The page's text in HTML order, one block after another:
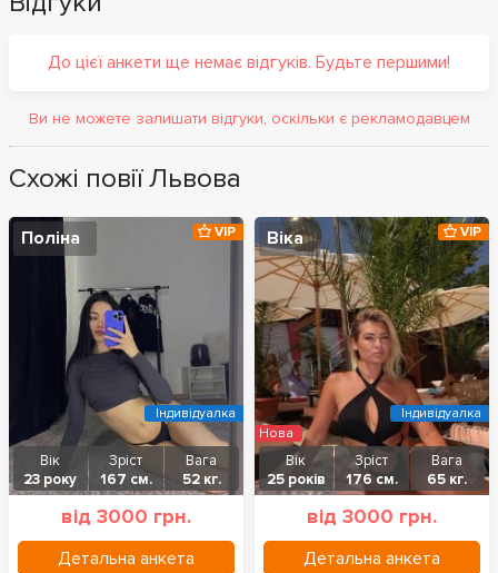
До цієї анкети ще немає відгуків. Будьте першими!
Ви не можете залишати відгуки, оскільки є рекламодавцем
Схожі повії Львова
Поліна
Вік
23 року
Зріст
167 см.
Вага
52 кг.
від 3000 грн.
Детальна анкета
VIP
Індивідуалка
Віка
Вік
25 років
Зріст
176 см.
Вага
65 кг.
від 3000 грн.
Детальна анкета
VIP
Нова
Індивідуалка